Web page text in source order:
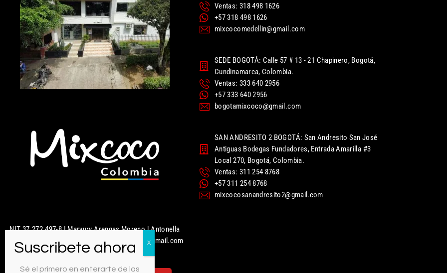
NIT 37.272.497-8 | Maryury Arengas Moreno | Antonella
Nails | Mixcoco Colombia | mixcococolombia@gmail.com
| 320 949 5951
Ventas: 318 498 1626
+57 318 498 1626
mixcocomedellin@gmail.com
SEDE BOGOTÁ: Calle 57 # 13 - 21 Chapinero, Bogotá,
Cundinamarca, Colombia.
Ventas: 333 640 2956
+57 333 640 2956
bogotamixcoco@gmail.com
SAN ANDRESITO 2 BOGOTÁ: San Andresito San José
Antiguas Bodegas Fundadores, Entrada Amarilla #3
Local 270, Bogotá, Colombia.
Ventas: 311 254 8768
+57 311 254 8768
mixcocosanandresito2@gmail.com
Sé el primero en enterarte de las